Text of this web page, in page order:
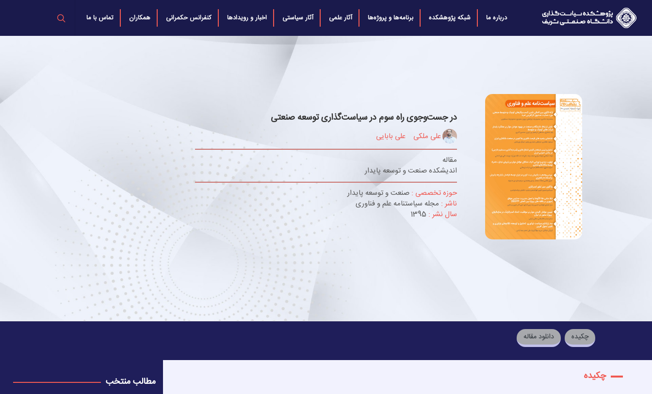
درباره ما شبکه پژوهشکده برنامه‌ها و پروژه‌ها آثار علمی آثار سیاستی اخبار و رویدادها کنفرانس حکمرانی همکاران تماس با ما
در جست‌وجوی راه سوم در سیاست‌گذاری توسعه صنعتی
علی ملکی
علی بابایی
مقاله
اندیشکده صنعت و توسعه پایدار
حوزه تخصصی : صنعت و توسعه پایدار
ناشر : مجله سیاستنامه علم و فناوری
سال نشر : 1395
چکیده دانلود مقاله
چکیده مطالب منتخب